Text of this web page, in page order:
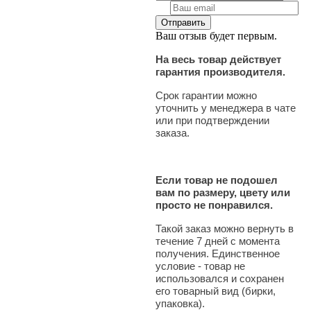
Ваш отзыв будет первым.
На весь товар действует
гарантия производителя.
Срок гарантии можно
уточнить у менеджера в чате
или при подтверждении
заказа.
Если товар не подошел
вам по размеру, цвету или
просто не понравился.
Такой заказ можно вернуть в
течение 7 дней с момента
получения. Единственное
условие - товар не
использовался и сохранен
его товарный вид (бирки,
упаковка).